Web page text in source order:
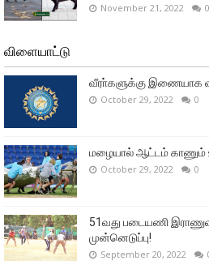
November 21, 2022 0
விளையாட்டு
வீரா்களுக்கு இணையாக
October 29, 2022 0
மழையால் ஆட்டம்
October 29, 2022 0
51வது படையணி
முன்னெடுப்பு!
September 20, 2022